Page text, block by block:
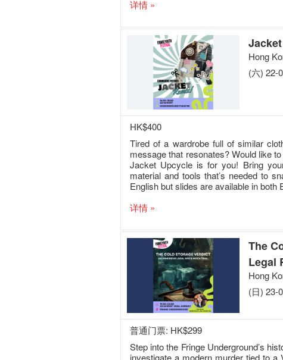
详情 »
Hong
(六) 22-
HK$400
Tired of a wardrobe full of similar
message that resonates? Would like
Jacket Upcycle is for you! Bring
material and tools that’s needed to
English but slides are available in both
详情 »
The
Legal
Hong
(日) 23-
普通门票: HK$299
Step into the Fringe Underground’s
investigate a modern murder tied to